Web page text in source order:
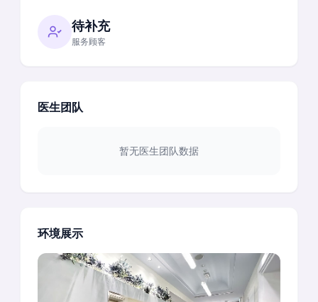
待补充
服务顾客
医生团队
暂无医生团队数据
环境展示